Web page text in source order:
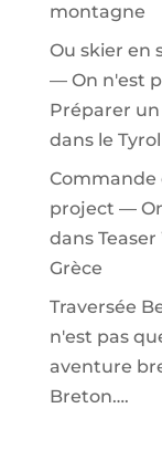
montagne
Ou skier en
— On n'est
Préparer
dans le
Commande
project —
dans
Grèce
Traversée
n'est pas
aventure
Breton….